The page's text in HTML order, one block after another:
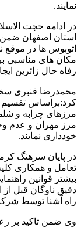
نمایند.
در ادامه حجت
استان اصفهان
اتوبوس ها در
مکان های مناسبی
رفاه حال زائرین
محمدرضا قنبری
کرد:براساس تقسیم
مرزهای چزابه و
مرز مهران و عدم
خودداری نمایند.
در پایان سرهنگ
تعامل و همکاری
بیشتر قوانین
دقیق ناوگان قبل
راه آشنا توسط
وی ضمن تاکید بر